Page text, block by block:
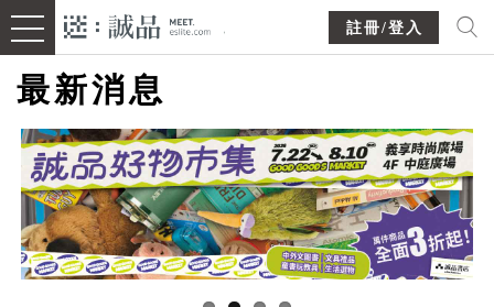
註冊/登入
最新消息